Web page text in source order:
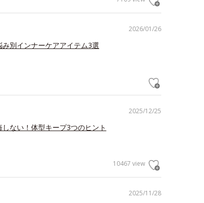
2026/01/26
別インナーケアアイテム3選
2025/12/25
ない！体型キープ3つのヒント
10467 view
2025/11/28